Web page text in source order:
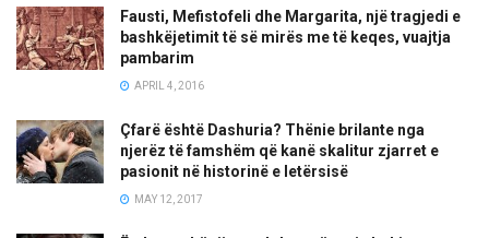
Fausti, Mefistofeli dhe Margarita, një tragjedi e
bashkëjetimit të së mirës me të keqes, vuajtja
pambarim
APRIL 4, 2016
Çfarë është Dashuria? Thënie brilante nga
njerëz të famshëm që kanë skalitur zjarret e
pasionit në historinë e letërsisë
MAY 12, 2017